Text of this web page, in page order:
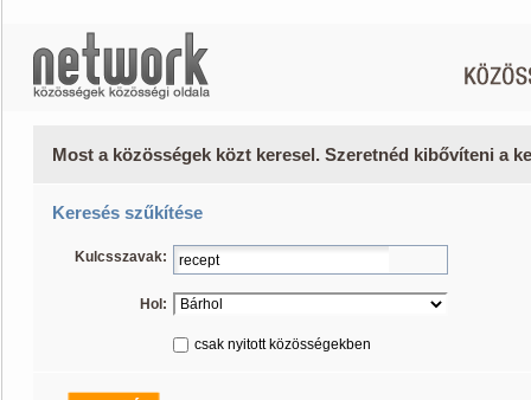
Most a közösségek közt keresel. Szeretnéd kibővíteni a
Keresés szűkítése
Kulcsszavak:
Hol:
csak nyitott közösségekben